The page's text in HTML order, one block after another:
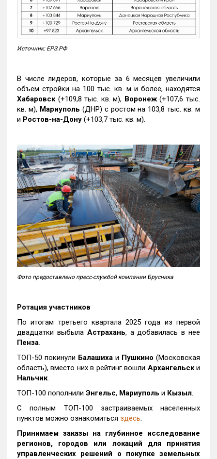
Источник: ЕРЗ.РФ
В числе лидеров, которые за 6 месяцев увеличили
объем стройки на 100 тыс. кв. м и более, находятся
Хабаровск (+109,8 тыс. кв. м), Воронеж(+107,6 тыс.
кв. м), Мариуполь (ДНР) с ростом на 103,8 тыс. кв. м
и Ростов-на-Дону (+103,7 тыс. кв. м).
Фото предоставлено пресс-службой компании Брусника
Ротация участников
По итогам третьего квартала 2025 года из первой
двадцатки выбыла Астрахань, а добавилась в нее
Пенза.
ТОП-50 покинули Балашиха и Пушкино (Московская
область), вместо них в рейтинг вошли Архангельски
Нальчик.
ТОП-100 пополнили Энгельс, Мариуполь и Кызыл.
С полным ТОП-100 застраиваемых населенных
пунктов можно ознакомиться здесь.
Принимаем заказы на глубинное исследование
регионов, городов или локаций для принятия
управленческих решений о покупке земельных